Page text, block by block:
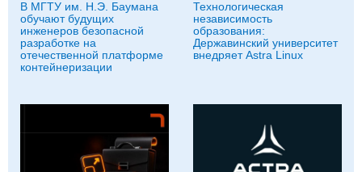
В МГТУ им. Н.Э. Баумана
обучают будущих
инженеров безопасной
разработке на
отечественной платформе
контейнеризации
Технологическая
независимость
образования:
Державинский университет
внедряет Astra Linux